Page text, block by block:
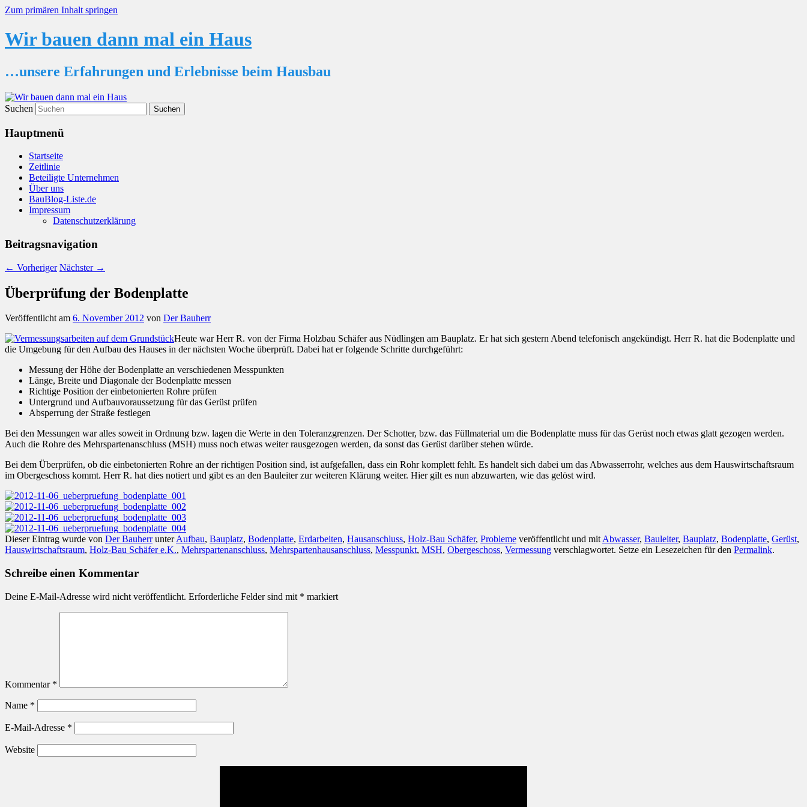
Zum primären Inhalt springen
Wir bauen dann mal ein Haus
…unsere Erfahrungen und Erlebnisse beim Hausbau
Suchen
Hauptmenü
Startseite
Zeitlinie
Beteiligte Unternehmen
Über uns
BauBlog-Liste.de
Impressum
Datenschutzerklärung
Beitragsnavigation
← Vorheriger Nächster →
Überprüfung der Bodenplatte
Veröffentlicht am 6. November 2012 von Der Bauherr
Heute war Herr R. von der Firma Holzbau Schäfer aus Nüdlingen am Bauplatz. Er hat sich gestern Abend telefonisch angekündigt. Herr R. hat die Bodenplatte und
die Umgebung für den Aufbau des Hauses in der nächsten Woche überprüft. Dabei hat er folgende Schritte durchgeführt:
Messung der Höhe der Bodenplatte an verschiedenen Messpunkten
Länge, Breite und Diagonale der Bodenplatte messen
Richtige Position der einbetonierten Rohre prüfen
Untergrund und Aufbauvoraussetzung für das Gerüst prüfen
Absperrung der Straße festlegen
Bei den Messungen war alles soweit in Ordnung bzw. lagen die Werte in den Toleranzgrenzen. Der Schotter, bzw. das Füllmaterial um die Bodenplatte muss für das Gerüst noch etwas glatt gezogen werden.
Auch die Rohre des Mehrspartenanschluss (MSH) muss noch etwas weiter rausgezogen werden, da sonst das Gerüst darüber stehen würde.
Bei dem Überprüfen, ob die einbetonierten Rohre an der richtigen Position sind, ist aufgefallen, dass ein Rohr komplett fehlt. Es handelt sich dabei um das Abwasserrohr, welches aus dem Hauswirtschaftsraum
im Obergeschoss kommt. Herr R. hat dies notiert und gibt es an den Bauleiter zur weiteren Klärung weiter. Hier gilt es nun abzuwarten, wie das gelöst wird.
Dieser Eintrag wurde von Der BauherrunterAufbau, Bauplatz, Bodenplatte, Erdarbeiten, Hausanschluss, Holz-Bau Schäfer, Probleme veröffentlicht und mitAbwasser, Bauleiter, Bauplatz, Bodenplatte, Gerüst,
Hauswirtschaftsraum, Holz-Bau Schäfer e.K., Mehrspartenanschluss, Mehrspartenhausanschluss, Messpunkt, MSH, Obergeschoss, Vermessung verschlagwortet. Setze ein Lesezeichen für den Permalink.
Schreibe einen Kommentar
Deine E-Mail-Adresse wird nicht veröffentlicht. Erforderliche Felder sind mit * markiert
Kommentar *
Name *
E-Mail-Adresse *
Website